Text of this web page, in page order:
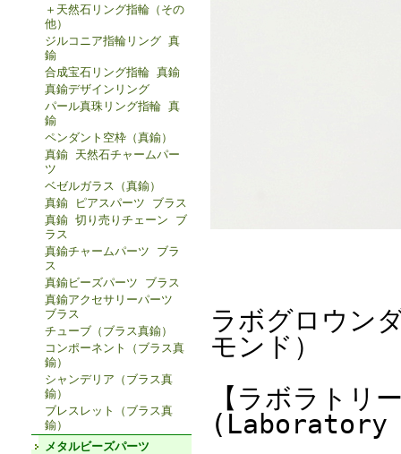
＋天然石リング指輪（その
他）
ジルコニア指輪リング 真
鍮
合成宝石リング指輪 真鍮
真鍮デザインリング
パール真珠リング指輪 真
鍮
ペンダント空枠（真鍮）
真鍮 天然石チャームパー
ツ
ベゼルガラス（真鍮）
真鍮 ピアスパーツ ブラス
真鍮 切り売りチェーン ブ
ラス
真鍮チャームパーツ ブラ
ス
真鍮ビーズパーツ ブラス
真鍮アクセサリーパーツ
ブラス
チューブ（ブラス真鍮）
コンポーネント（ブラス真
鍮）
シャンデリア（ブラス真
鍮）
ブレスレット（ブラス真
鍮）
メタルビーズパーツ
ラボグロウン
モンド）
【ラボラト
(Laboratory